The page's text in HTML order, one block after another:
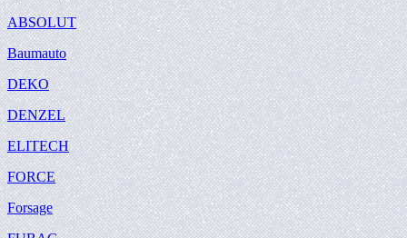
ABSOLUT
Baumauto
DEKO
DENZEL
ELITECH
FORCE
Forsage